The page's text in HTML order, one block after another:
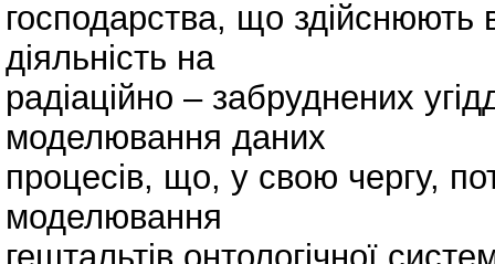
господарства, що здійснюють
діяльність на
радіаційно – забруднених
моделювання даних
процесів, що, у свою чергу,
моделювання